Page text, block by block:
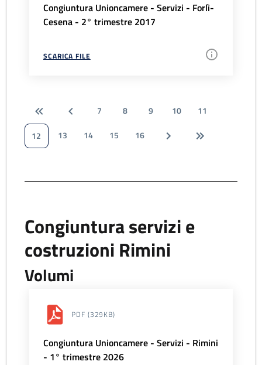
Congiuntura Unioncamere - Servizi - Forlì-
Cesena - 2° trimestre 2017
SCARICA FILE
7 8 9 10
11
12
13 14 15 16
Congiuntura servizi e
costruzioni Rimini
Volumi
PDF (329KB)
Congiuntura Unioncamere - Servizi - Rimini
- 1° trimestre 2026